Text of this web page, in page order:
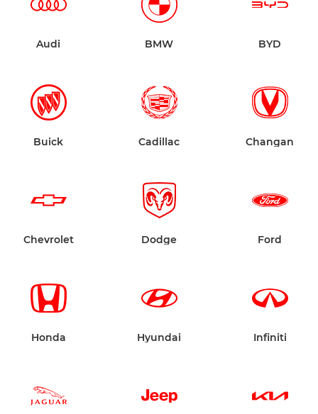
Audi BMW BYD
Buick Cadillac Changan
Chevrolet Dodge Ford
Honda Hyundai Infiniti